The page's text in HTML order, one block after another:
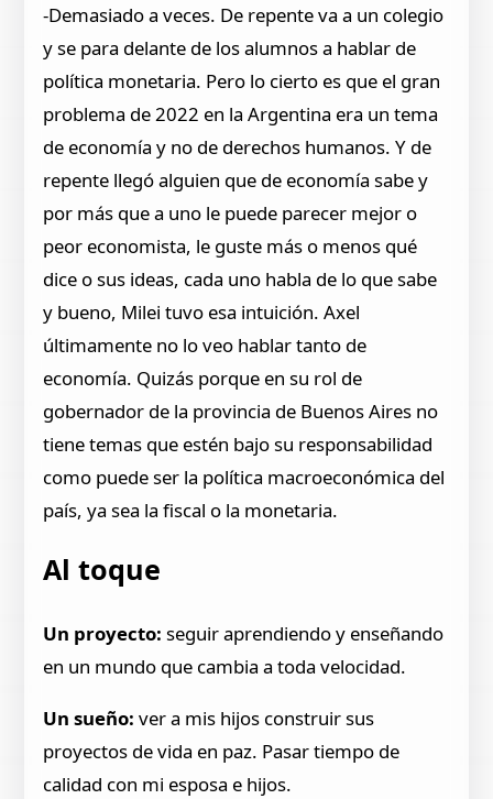
-Demasiado a veces. De repente va a un colegio
y se para delante de los alumnos a hablar de
política monetaria. Pero lo cierto es que el gran
problema de 2022 en la Argentina era un tema
de economía y no de derechos humanos. Y de
repente llegó alguien que de economía sabe y
por más que a uno le puede parecer mejor o
peor economista, le guste más o menos qué
dice o sus ideas, cada uno habla de lo que sabe
y bueno, Milei tuvo esa intuición. Axel
últimamente no lo veo hablar tanto de
economía. Quizás porque en su rol de
gobernador de la provincia de Buenos Aires no
tiene temas que estén bajo su responsabilidad
como puede ser la política macroeconómica del
país, ya sea la fiscal o la monetaria.
Al toque
Un proyecto: seguir aprendiendo y enseñando
en un mundo que cambia a toda velocidad.
Un sueño: ver a mis hijos construir sus
proyectos de vida en paz. Pasar tiempo de
calidad con mi esposa e hijos.